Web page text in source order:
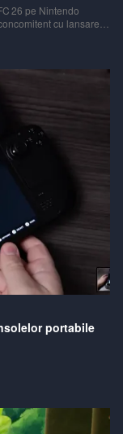
26 pe Nintendo
cu lansarea
cele mai complete
portabile